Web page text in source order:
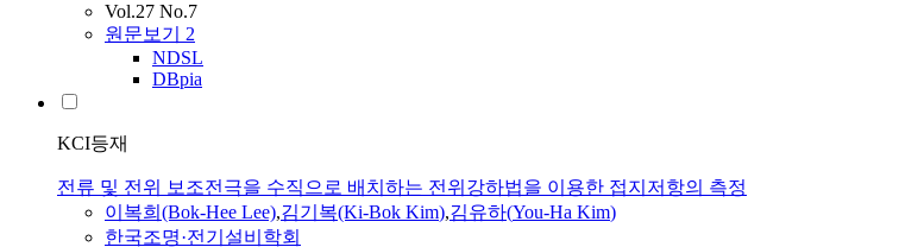
Vol.27 No.7
원문보기 2
NDSL
DBpia
KCI등재
전류 및 전위 보조전극을 수직으로 배치하는 전위강하법을 이용한 접지저항의 측정
이복희(Bok-Hee Lee),김기복(Ki-Bok Kim),김유하(You-Ha Kim)
한국조명·전기설비학회